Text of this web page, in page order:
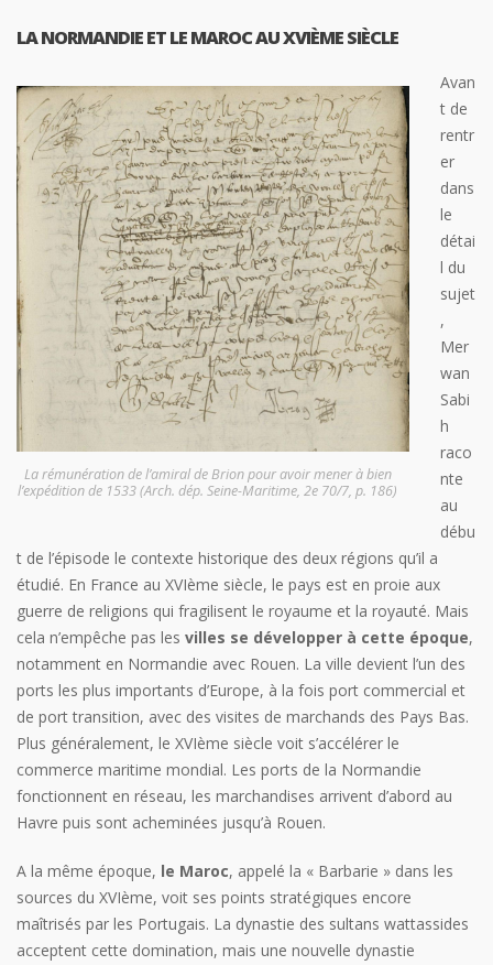
LA NORMANDIE ET LE MAROC AU XVIÈME SIÈCLE
La rémunération de l’amiral de Brion pour avoir mener à bien
l’expédition de 1533 (Arch. dép. Seine-Maritime, 2e 70/7, p. 186)
Avan
t de
rentr
er
dans
le
détai
l du
sujet
,
Mer
wan
Sabi
h
raco
nte
au
débu
t de l’épisode le contexte historique des deux régions qu’il a
étudié. En France au XVIème siècle, le pays est en proie aux
guerre de religions qui fragilisent le royaume et la royauté. Mais
cela n’empêche pas les villes se développer à cette époque,
notamment en Normandie avec Rouen. La ville devient l’un des
ports les plus importants d’Europe, à la fois port commercial et
de port transition, avec des visites de marchands des Pays Bas.
Plus généralement, le XVIème siècle voit s’accélérer le
commerce maritime mondial. Les ports de la Normandie
fonctionnent en réseau, les marchandises arrivent d’abord au
Havre puis sont acheminées jusqu’à Rouen.
A la même époque, le Maroc, appelé la « Barbarie » dans les
sources du XVIème, voit ses points stratégiques encore
maîtrisés par les Portugais. La dynastie des sultans wattassides
acceptent cette domination, mais une nouvelle dynastie